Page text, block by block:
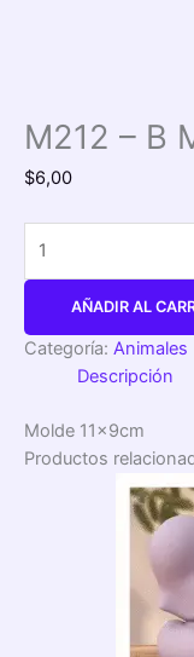
M212 – B
$6,00
AÑADIR AL
Categoría: Animales
Descripción
Molde 11x9cm
Productos